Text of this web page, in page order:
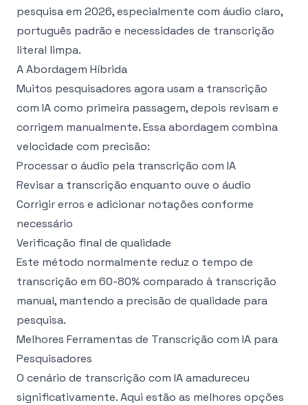
pesquisa em 2026, especialmente com áudio claro,
português padrão e necessidades de transcrição
literal limpa.
A Abordagem Híbrida
Muitos pesquisadores agora usam a transcrição
com IA como primeira passagem, depois revisam e
corrigem manualmente. Essa abordagem combina
velocidade com precisão:
Processar o áudio pela transcrição com IA
Revisar a transcrição enquanto ouve o áudio
Corrigir erros e adicionar notações conforme
necessário
Verificação final de qualidade
Este método normalmente reduz o tempo de
transcrição em 60-80% comparado à transcrição
manual, mantendo a precisão de qualidade para
pesquisa.
Melhores Ferramentas de Transcrição com IA para
Pesquisadores
O cenário de transcrição com IA amadureceu
significativamente. Aqui estão as melhores opções